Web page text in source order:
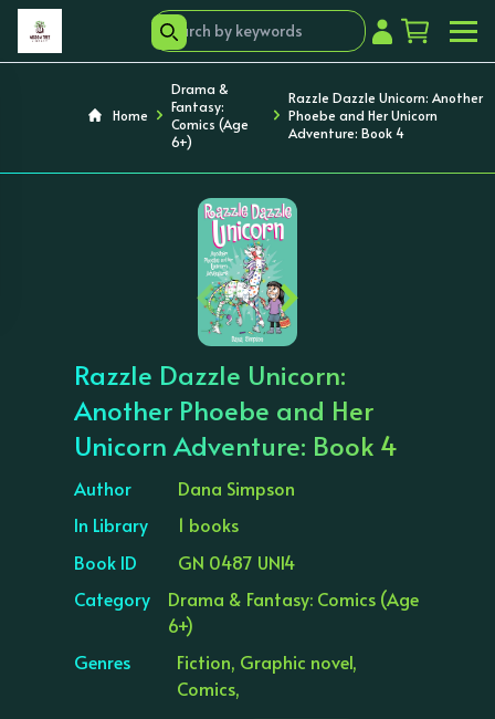
Home
Drama &
Fantasy:
Comics (Age
6+)
Razzle Dazzle Unicorn: Another
Phoebe and Her Unicorn
Adventure: Book 4
‹ ›
Razzle Dazzle Unicorn:
Another Phoebe and Her
Unicorn Adventure: Book 4
Author
Dana Simpson
In Library
1 books
Book ID
GN 0487 UNI4
Category
Drama & Fantasy: Comics (Age
6+)
Genres
Fiction, Graphic novel,
Comics,